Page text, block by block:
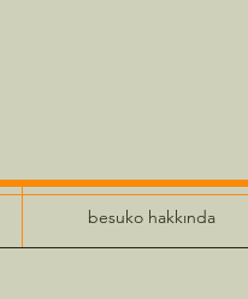
besuko hakkında